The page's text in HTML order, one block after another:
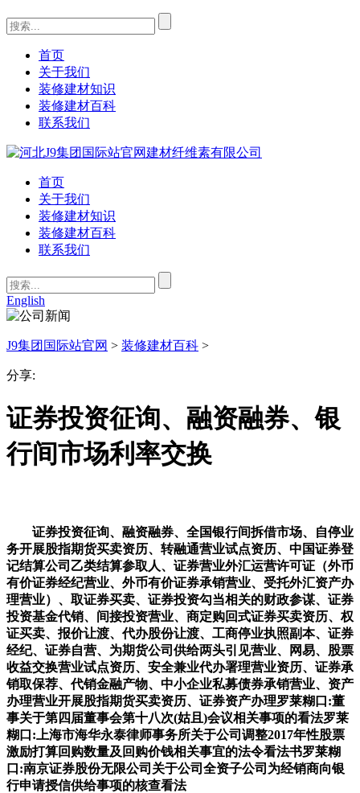
首页
关于我们
装修建材知识
装修建材百科
联系我们
首页
关于我们
装修建材知识
装修建材百科
联系我们
English
J9集团国际站官网 > 装修建材百科 >
分享:
证券投资征询、融资融券、银
行间市场利率交换
证券投资征询、融资融券、全国银行间拆借市场、自停业
务开展股指期货买卖资历、转融通营业试点资历、中国证券登
记结算公司乙类结算参取人、证券营业外汇运营许可证（外币
有价证券经纪营业、外币有价证券承销营业、受托外汇资产办
理营业）、取证券买卖、证券投资勾当相关的财政参谋、证券
投资基金代销、间接投资营业、商定购回式证券买卖资历、权
证买卖、报价让渡、代办股份让渡、工商停业执照副本、证券
经纪、证券自营、为期货公司供给两头引见营业、网易、股票
收益交换营业试点资历、安全兼业代办署理营业资历、证券承
销取保荐、代销金融产物、中小企业私募债券承销营业、资产
办理营业开展股指期货买卖资历、证券资产办理罗莱糊口:董
事关于第四届董事会第十八次(姑且)会议相关事项的看法罗莱
糊口:上海市海华永泰律师事务所关于公司调整2017年性股票
激励打算回购数量及回购价钱相关事宜的法令看法书罗莱糊
口:南京证券股份无限公司关于公司全资子公司为经销商向银
行申请授信供给事项的核查看法